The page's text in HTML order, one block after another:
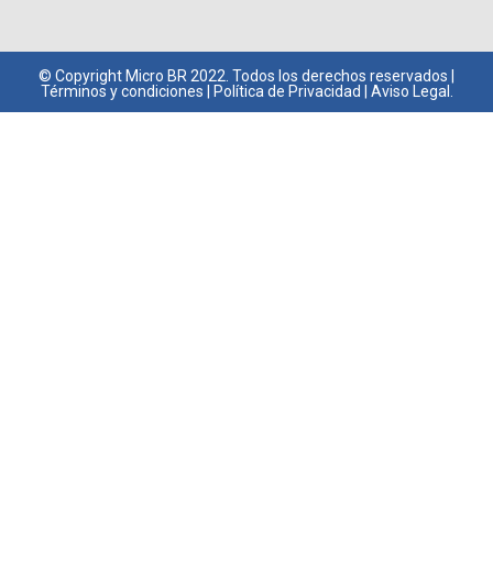
© Copyright Micro BR 2022. Todos los derechos reservados |
Términos y condiciones
Política de Privacidad Aviso Legal.